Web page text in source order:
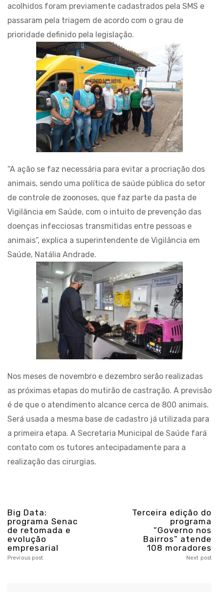
acolhidos foram previamente cadastrados pela SMS e
passaram pela triagem de acordo com o grau de
prioridade definido pela legislação.
“A ação se faz necessária para evitar a procriação dos
animais, sendo uma política de saúde pública do setor
de controle de zoonoses, que faz parte da pasta de
Vigilância em Saúde, com o intuito de prevenção das
doenças infecciosas transmitidas entre pessoas e
animais”, explica a superintendente de Vigilância em
Saúde, Natália Andrade.
Nos meses de novembro e dezembro serão realizadas
as próximas etapas do mutirão de castração. A previsão
é de que o atendimento alcance cerca de 800 animais.
Será usada a mesma base de cadastro já utilizada para
a primeira etapa. A Secretaria Municipal de Saúde fará
contato com os tutores antecipadamente para a
realização das cirurgias.
Big Data:
programa Senac
de retomada e
evolução
empresarial
Previous post
Terceira edição do
programa
“Governo nos
Bairros” atende
108 moradores
Next post